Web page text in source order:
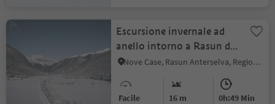
Escursione invernale ad
anello intorno a Rasun di
Sopra
Nove Case, Rasun Anterselva, Regione dolomitica Plan de Corones
Facile 16 m 0h:49 Min